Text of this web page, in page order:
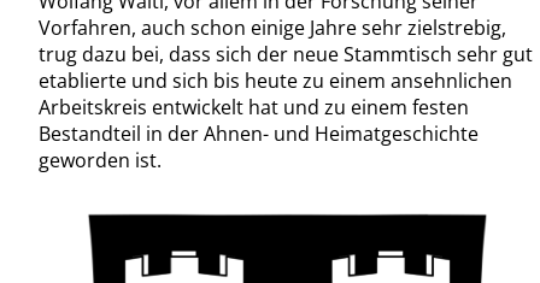
Vorfahren, auch schon einige Jahre sehr zielstrebig,
trug dazu bei, dass sich der neue Stammtisch sehr gut
etablierte und sich bis heute zu einem ansehnlichen
Arbeitskreis entwickelt hat und zu einem festen
Bestandteil in der Ahnen- und Heimatgeschichte
geworden ist.